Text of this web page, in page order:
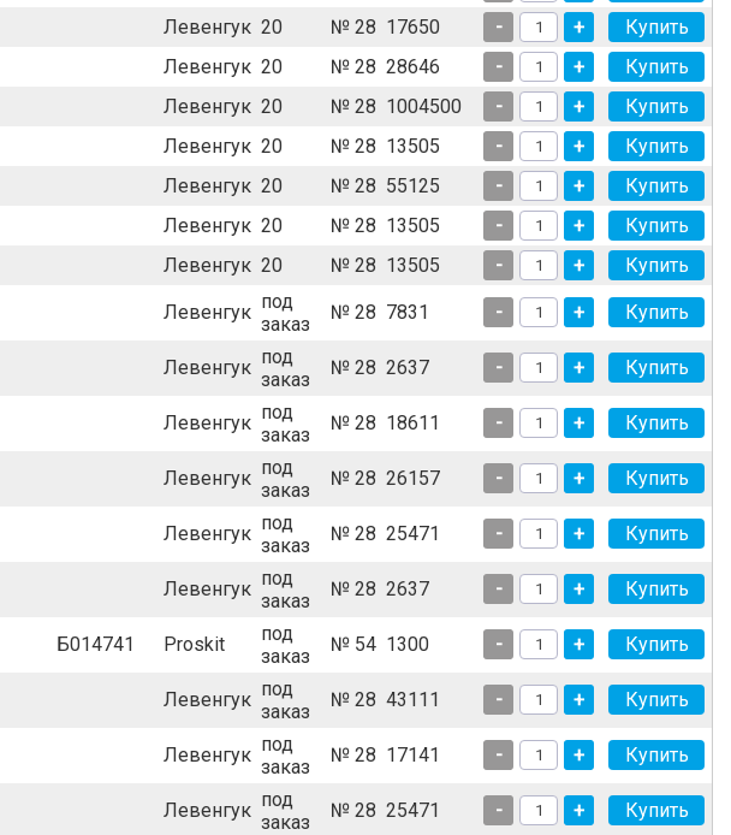
Левенгук 20 № 28 17650 -
+
Левенгук 20 № 28 28646 -
+
Левенгук 20 № 28 1004500 -
+
Левенгук 20 № 28 13505 -
+
Левенгук 20 № 28 55125 -
+
Левенгук 20 № 28 13505 -
+
Левенгук 20 № 28 13505 - +
Левенгук под
заказ
№ 28 7831 - +
Левенгук под
заказ
№ 28 2637 - +
Левенгук под
заказ
№ 28 18611 - +
Левенгук под
заказ
№ 28 26157 - +
Левенгук под
заказ
№ 28 25471 - +
Левенгук под
заказ
№ 28 2637 - +
Б014741 Proskit
под
заказ
№ 54 1300 - +
Левенгук под
заказ
№ 28 43111 - +
Левенгук под
заказ
№ 28 17141 - +
Левенгук под
заказ
№ 28 25471 - +